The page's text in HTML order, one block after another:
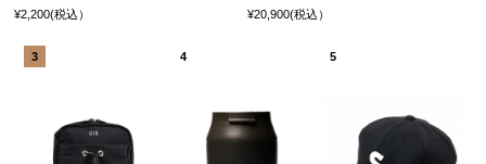
¥2,200(税込） ¥20,900(税込）